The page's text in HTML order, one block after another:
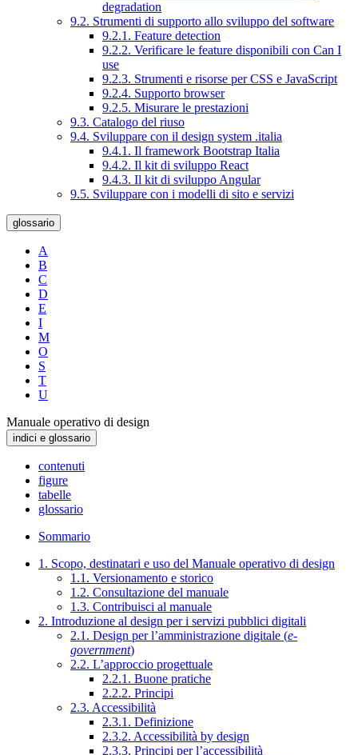
degradation
9.2. Strumenti di supporto allo sviluppo del software
9.2.1. Feature detection
9.2.2. Verificare le feature disponibili con Can I
use
9.2.3. Strumenti e risorse per CSS e JavaScript
9.2.4. Supporto browser
9.2.5. Misurare le prestazioni
9.3. Catalogo del riuso
9.4. Sviluppare con il design system .italia
9.4.1. Il framework Bootstrap Italia
9.4.2. Il kit di sviluppo React
9.4.3. Il kit di sviluppo Angular
9.5. Sviluppare con i modelli di sito e servizi
glossario
A
B
C
D
E
I
M
O
S
T
U
Manuale operativo di design
indici e glossario
contenuti
figure
tabelle
glossario
Sommario
1. Scopo, destinatari e uso del Manuale operativo di design
1.1. Versionamento e storico
1.2. Consultazione del manuale
1.3. Contribuisci al manuale
2. Introduzione al design per i servizi pubblici digitali
2.1. Design per l’amministrazione digitale (e-
government)
2.2. L’approccio progettuale
2.2.1. Buone pratiche
2.2.2. Principi
2.3. Accessibilità
2.3.1. Definizione
2.3.2. Accessibilità by design
2.3.3. Principi per l’accessibilità